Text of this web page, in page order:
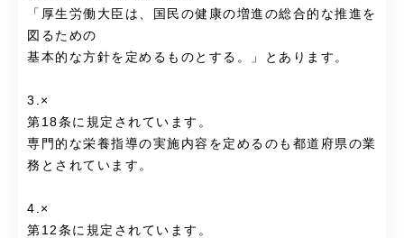
「厚生労働大臣は、国民の健康の増進の総合的な推進を
図るための
基本的な方針を定めるものとする。」とあります。
3.×
第18条に規定されています。
専門的な栄養指導の実施内容を定めるのも都道府県の業
務とされています。
4.×
第12条に規定されています。